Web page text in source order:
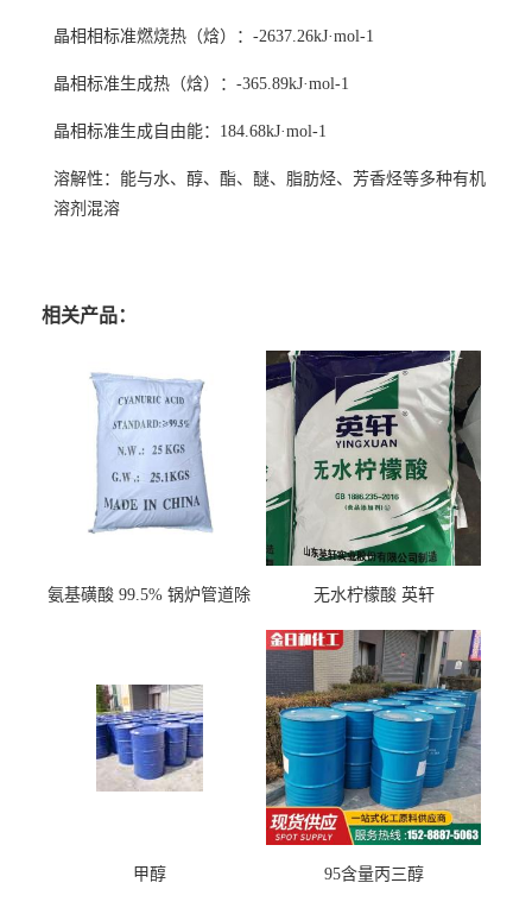
晶相相标准燃烧热（焓）：-2637.26kJ·mol-1
晶相标准生成热（焓）：-365.89kJ·mol-1
晶相标准生成自由能：184.68kJ·mol-1
溶解性：能与水、醇、酯、醚、脂肪烃、芳香烃等多种有机
溶剂混溶
相关产品：
氨基磺酸 99.5% 锅炉管道除
无水柠檬酸 英轩
甲醇 95含量丙三醇